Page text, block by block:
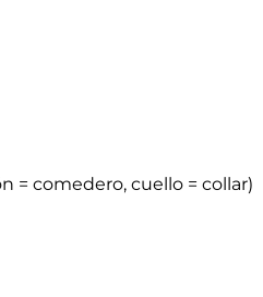
= comedero, cuello = collar)